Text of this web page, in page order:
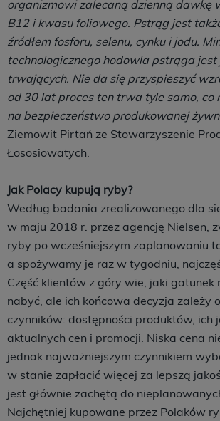
organizmowi zalecaną dzienną dawkę
B12 i kwasu foliowego. Pstrąg jest
źródłem fosforu, selenu, cynku i jodu.
technologicznego hodowla pstrąga jest
trwających. Nie da się przyspieszyć
od 30 lat proces ten trwa tyle samo, co
na bezpieczeństwo produkowanej
Ziemowit Pirtań ze Stowarzyszenie
Łososiowatych.
Jak Polacy kupują ryby?
Według badania zrealizowanego dla
w maju 2018 r. przez agencję Nielsen,
ryby po wcześniejszym zaplanowaniu
a spożywamy je raz w tygodniu,
Część klientów z góry wie, jaki gatunek
nabyć, ale ich końcowa decyzja zależy
czynników: dostępności produktów, ich
aktualnych cen i promocji. Niska cena
jednak najważniejszym czynnikiem
w stanie zapłacić więcej za lepszą
jest głównie zachętą do
Najchętniej kupowane przez Polaków